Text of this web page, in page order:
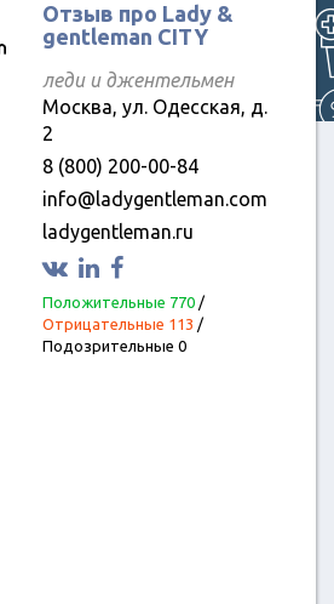
Отзыв про Lady &
gentleman CITY
леди и джентельмен
Москва, ул. Одесская, д.
2
8 (800) 200-00-84
info@ladygentleman.com
ladygentleman.ru
Положительные 770/
Отрицательные 113 /
Подозрительные 0